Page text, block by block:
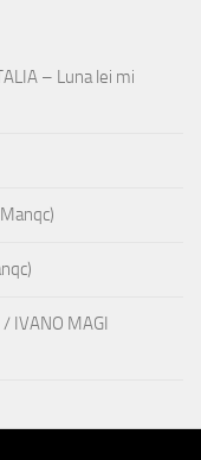
– Luna lei mi
/ IVANO MAGI